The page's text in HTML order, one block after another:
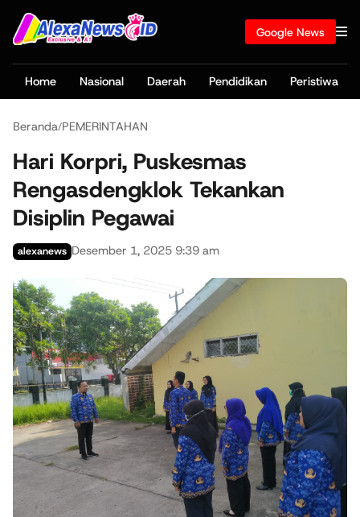
Google News
Home Nasional Daerah Pendidikan Peristiwa
Beranda/PEMERINTAHAN
Hari Korpri, Puskesmas
Rengasdengklok Tekankan
Disiplin Pegawai
alexanews Desember 1, 2025 9:39 am